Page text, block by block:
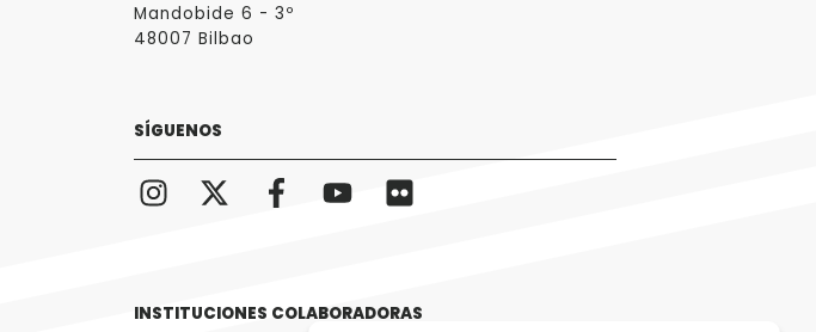
Mandobide 6 - 3º
48007 Bilbao
SÍGUENOS
INSTITUCIONES COLABORADORAS